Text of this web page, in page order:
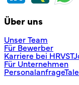
Über uns
Unser Team
Für Bewerber
Karriere bei HRVST
Für Unternehmen
Personalanfrage